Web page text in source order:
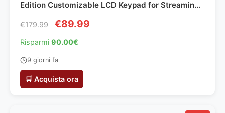
Edition Customizable LCD Keypad for Streaming,
€179.99 €89.99
Risparmi 90.00€
9 giorni fa
🛒 Acquista ora